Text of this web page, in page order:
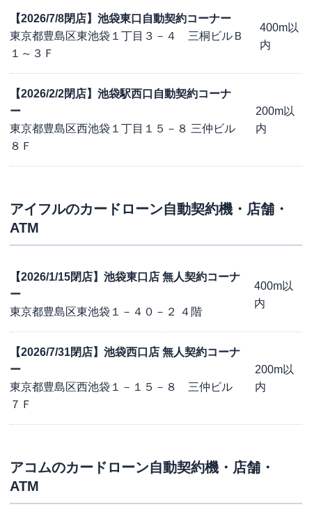
【2026/7/8閉店】池袋東口自動契約コーナー
東京都豊島区東池袋１丁目３－４ 三桐ビルＢ
１～３Ｆ
400m以
内
【2026/2/2閉店】池袋駅西口自動契約コーナ
ー
東京都豊島区西池袋１丁目１５－８ 三仲ビル
８Ｆ
200m以
内
アイフルのカードローン自動契約機・店舗・
ATM
【2026/1/15閉店】池袋東口店 無人契約コーナ
ー
東京都豊島区東池袋１－４０－２ ４階
400m以
内
【2026/7/31閉店】池袋西口店 無人契約コーナ
ー
東京都豊島区西池袋１－１５－８ 三仲ビル
７Ｆ
200m以
内
アコムのカードローン自動契約機・店舗・
ATM